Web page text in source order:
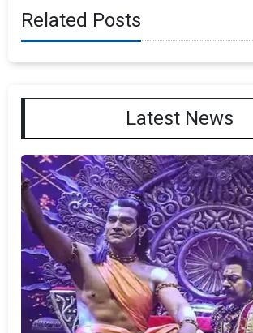
Related Posts
Latest News